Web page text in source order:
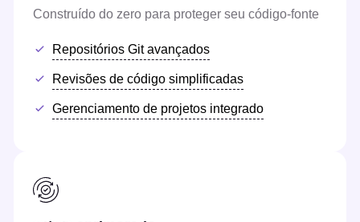
Construído do zero para proteger seu código-fonte
Repositórios Git avançados
Revisões de código simplificadas
Gerenciamento de projetos integrado